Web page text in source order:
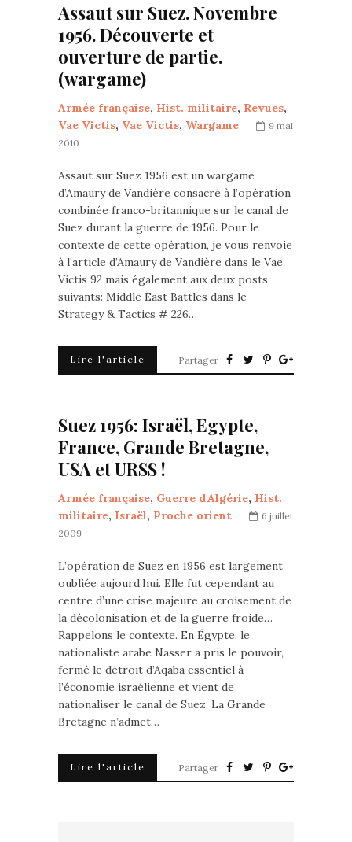
Assaut sur Suez. Novembre
1956. Découverte et
ouverture de partie.
(wargame)
Armée française, Hist. militaire, Revues,
Vae Victis, Vae Victis, Wargame
9 mai
2010
Assaut sur Suez 1956 est un wargame
d’Amaury de Vandière consacré à l’opération
combinée franco-britannique sur le canal de
Suez durant la guerre de 1956. Pour le
contexte de cette opération, je vous renvoie
à l’article d’Amaury de Vandière dans le Vae
Victis 92 mais également aux deux posts
suivants: Middle East Battles dans le
Strategy & Tactics # 226…
Lire l'article Partager
Suez 1956: Israël, Egypte,
France, Grande Bretagne,
USA et URSS !
Armée française, Guerre d'Algérie, Hist.
militaire, Israël, Proche orient
6 juillet
2009
L’opération de Suez en 1956 est largement
oubliée aujourd’hui. Elle fut cependant au
centre d’une crise majeure au croisement de
la décolonisation et de la guerre froide…
Rappelons le contexte. En Égypte, le
nationaliste arabe Nasser a pris le pouvoir,
fermé le détroit d’Aqaba essentiel à
l’économie israélienne et vient de
nationaliser le canal de Suez. La Grande
Bretagne n’admet…
Lire l'article Partager